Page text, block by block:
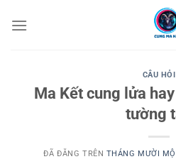
đến
CÂU HỎI
Ma Kết cung lửa
tường
ĐÃ ĐĂNG TRÊN THÁNG MƯỜI